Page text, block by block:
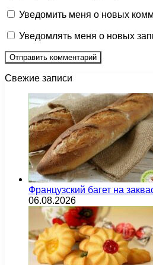
Уведомить меня о новых
Уведомлять меня о новых
Свежие записи
Французский багет на
06.08.2026